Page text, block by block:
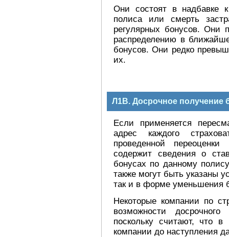
Они состоят в надбавке
полиса или смерть
регулярных бонусов. Они
распределению в
бонусов. Они редко
их.
Л1В. Досрочное получение
Если применяется
адрес каждого
проведенной
содержит сведения о
бонусах по данному
также могут быть указаны
так и в форме уменьшения
Некоторые компании по
возможности
поскольку считают, что
компании до наступления